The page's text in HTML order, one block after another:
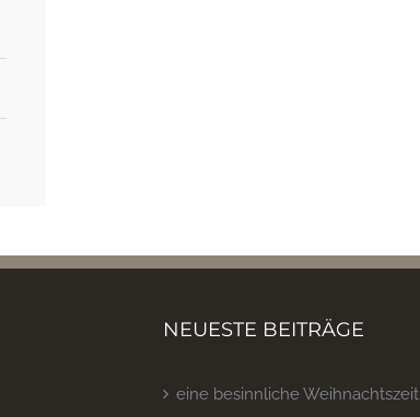
NEUESTE BEITRÄGE
eine besinnliche